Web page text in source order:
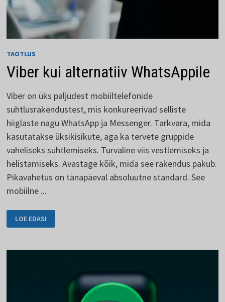
TAOTLUS
Viber kui alternatiiv WhatsAppile
Viber on üks paljudest mobiiltelefonide
suhtlusrakendustest, mis konkureerivad selliste
hiiglaste nagu WhatsApp ja Messenger. Tarkvara, mida
kasutatakse üksikisikute, aga ka tervete gruppide
vaheliseks suhtlemiseks. Turvaline viis vestlemiseks ja
helistamiseks. Avastage kõik, mida see rakendus pakub.
Pikavahetus on tänapäeval absoluutne standard. See
mobiilne ...
KUI
ALTERNATIIV
LOE EDASI